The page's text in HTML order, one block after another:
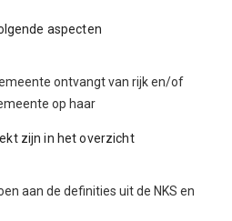
aspecten
ontvangt van rijk en/of
op haar
zijn in het overzicht
aan de definities uit de NKS en